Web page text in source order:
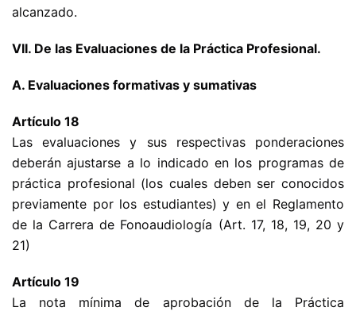
alcanzado.
VII. De las Evaluaciones de la Práctica Profesional.
A. Evaluaciones formativas y sumativas
Artículo 18
Las evaluaciones y sus respectivas ponderaciones
deberán ajustarse a lo indicado en los programas de
práctica profesional (los cuales deben ser conocidos
previamente por los estudiantes) y en el Reglamento
de la Carrera de Fonoaudiología (Art. 17, 18, 19, 20 y
21)
Artículo 19
La nota mínima de aprobación de la Práctica